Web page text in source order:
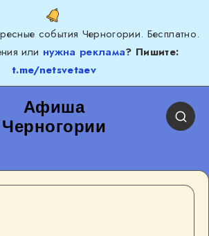
события Черногории. Бесплатно.
или нужна реклама? Пишите:
t.me/netsvetaev
Афиша
Черногории